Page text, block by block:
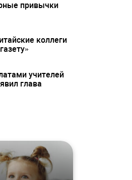
привычки
коллеги
учителей
глава